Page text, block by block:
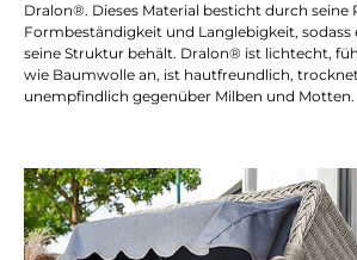
Dralon®. Dieses Material besticht durch seine
Formbeständigkeit und Langlebigkeit, sodass
seine Struktur behält. Dralon® ist lichtecht,
wie Baumwolle an, ist hautfreundlich,
unempfindlich gegenüber Milben und Motten.